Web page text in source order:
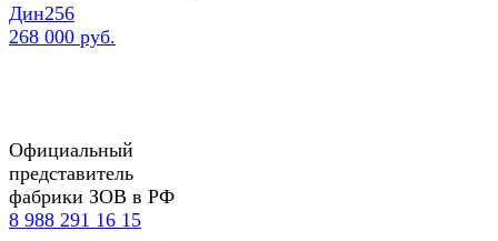
Дин256
268 000 руб.
Официальный
представитель
фабрики ЗОВ в РФ
8 988 291 16 15